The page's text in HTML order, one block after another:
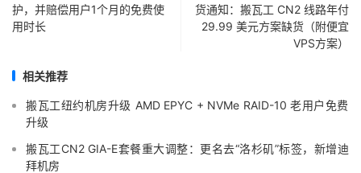
护，并赔偿用户1个月的免费使
用时长
货通知：搬瓦工 CN2 线路年付
29.99 美元方案缺货（附便宜
VPS方案）
相关推荐
搬瓦工纽约机房升级 AMD EPYC + NVMe RAID-10 老用户免费
升级
搬瓦工CN2 GIA-E套餐重大调整：更名去“洛杉矶”标签，新增迪
拜机房